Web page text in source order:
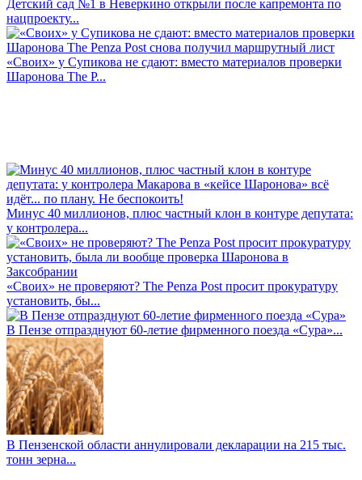
Детский сад №1 в Неверкино открыли после капремонта по
нацпроекту...
«Своих» у Супикова не сдают: вместо материалов проверки
Шаронова The P...
Минус 40 миллионов, плюс частный клон в контуре депутата:
у контролера...
«Своих» не проверяют? The Penza Post просит прокуратуру
установить, бы...
В Пензе отпразднуют 60-летие фирменного поезда «Сура»...
В Пензенской области аннулировали декларации на 215 тыс.
тонн зерна...